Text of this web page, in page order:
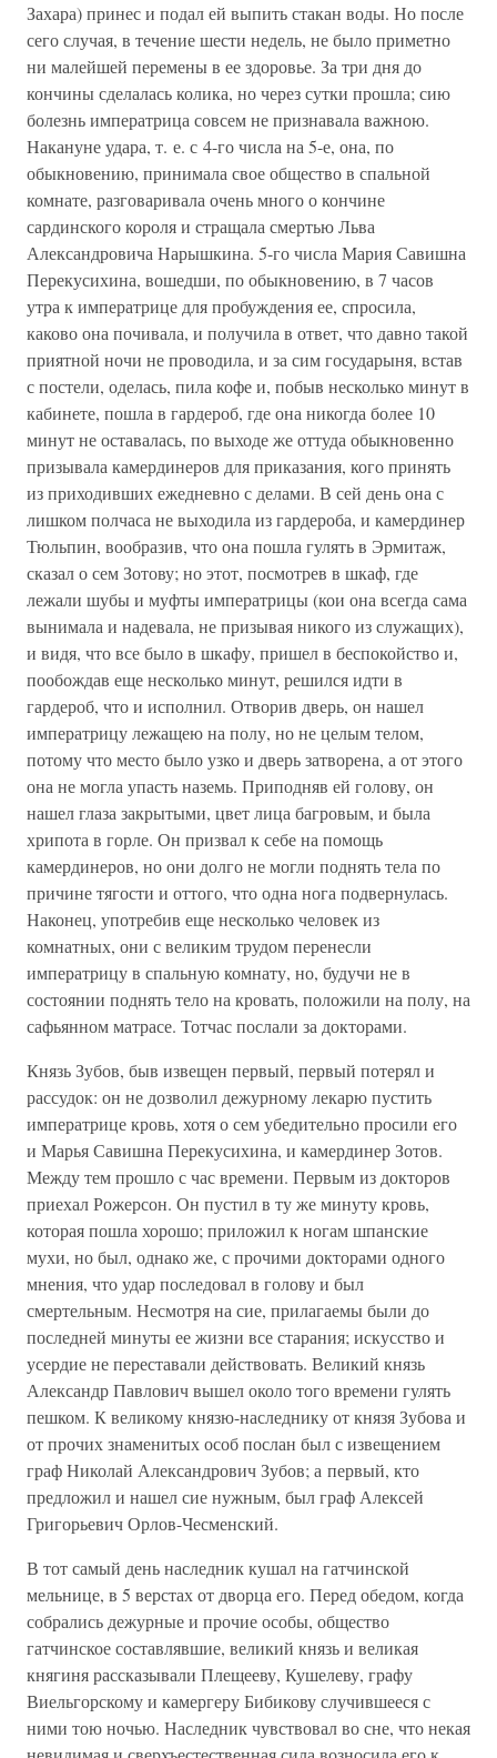
Захара) принес и подал ей выпить стакан воды. Но после
сего случая, в течение шести недель, не было приметно
ни малейшей перемены в ее здоровье. За три дня до
кончины сделалась колика, но через сутки прошла; сию
болезнь императрица совсем не признавала важною.
Накануне удара, т. е. с 4-го числа на 5-е, она, по
обыкновению, принимала свое общество в спальной
комнате, разговаривала очень много о кончине
сардинского короля и стращала смертью Льва
Александровича Нарышкина. 5-го числа Мария Савишна
Перекусихина, вошедши, по обыкновению, в 7 часов
утра к императрице для пробуждения ее, спросила,
каково она почивала, и получила в ответ, что давно такой
приятной ночи не проводила, и за сим государыня, встав
с постели, оделась, пила кофе и, побыв несколько минут в
кабинете, пошла в гардероб, где она никогда более 10
минут не оставалась, по выходе же оттуда обыкновенно
призывала камердинеров для приказания, кого принять
из приходивших ежедневно с делами. В сей день она с
лишком полчаса не выходила из гардероба, и камердинер
Тюльпин, вообразив, что она пошла гулять в Эрмитаж,
сказал о сем Зотову; но этот, посмотрев в шкаф, где
лежали шубы и муфты императрицы (кои она всегда сама
вынимала и надевала, не призывая никого из служащих),
и видя, что все было в шкафу, пришел в беспокойство и,
пообождав еще несколько минут, решился идти в
гардероб, что и исполнил. Отворив дверь, он нашел
императрицу лежащею на полу, но не целым телом,
потому что место было узко и дверь затворена, а от этого
она не могла упасть наземь. Приподняв ей голову, он
нашел глаза закрытыми, цвет лица багровым, и была
хрипота в горле. Он призвал к себе на помощь
камердинеров, но они долго не могли поднять тела по
причине тягости и оттого, что одна нога подвернулась.
Наконец, употребив еще несколько человек из
комнатных, они с великим трудом перенесли
императрицу в спальную комнату, но, будучи не в
состоянии поднять тело на кровать, положили на полу, на
сафьянном матрасе. Тотчас послали за докторами.
Князь Зубов, быв извещен первый, первый потерял и
рассудок: он не дозволил дежурному лекарю пустить
императрице кровь, хотя о сем убедительно просили его
и Марья Савишна Перекусихина, и камердинер Зотов.
Между тем прошло с час времени. Первым из докторов
приехал Рожерсон. Он пустил в ту же минуту кровь,
которая пошла хорошо; приложил к ногам шпанские
мухи, но был, однако же, с прочими докторами одного
мнения, что удар последовал в голову и был
смертельным. Несмотря на сие, прилагаемы были до
последней минуты ее жизни все старания; искусство и
усердие не переставали действовать. Великий князь
Александр Павлович вышел около того времени гулять
пешком. К великому князю-наследнику от князя Зубова и
от прочих знаменитых особ послан был с извещением
граф Николай Александрович Зубов; а первый, кто
предложил и нашел сие нужным, был граф Алексей
Григорьевич Орлов-Чесменский.
В тот самый день наследник кушал на гатчинской
мельнице, в 5 верстах от дворца его. Перед обедом, когда
собрались дежурные и прочие особы, общество
гатчинское составлявшие, великий князь и великая
княгиня рассказывали Плещееву, Кушелеву, графу
Виельгорскому и камергеру Бибикову случившееся с
ними тою ночью. Наследник чувствовал во сне, что некая